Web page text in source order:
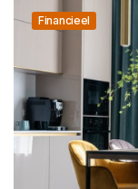
Financieel